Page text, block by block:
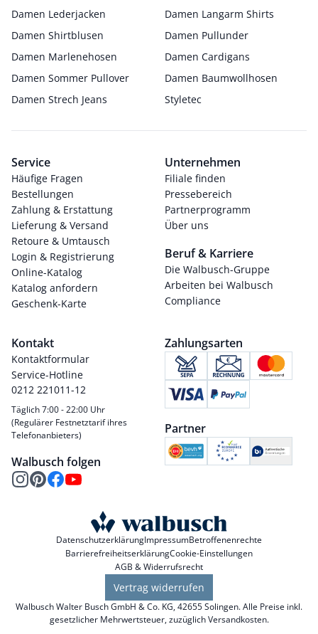
Damen Lederjacken
Damen Langarm Shirts
Damen Shirtblusen
Damen Pullunder
Damen Marlenehosen
Damen Cardigans
Damen Sommer Pullover
Damen Baumwollhosen
Damen Strech Jeans
Styletec
Service
Häufige Fragen
Bestellungen
Zahlung & Erstattung
Lieferung & Versand
Retoure & Umtausch
Login & Registrierung
Online-Katalog
Katalog anfordern
Geschenk-Karte
Unternehmen
Filiale finden
Pressebereich
Partnerprogramm
Über uns
Beruf & Karriere
Die Walbusch-Gruppe
Arbeiten bei Walbusch
Compliance
Kontakt
Kontaktformular
Service-Hotline
0212 221011-12
Täglich 7:00 - 22:00 Uhr
(Regulärer Festnetztarif ihres
Telefonanbieters)
Walbusch folgen
Zahlungsarten
Partner
DatenschutzerklärungImpressumBetroffenenrechte
BarrierefreiheitserklärungCookie-Einstellungen
AGB & Widerrufsrecht
Vertrag widerrufen
Walbusch Walter Busch GmbH & Co. KG, 42655 Solingen. Alle Preise inkl.
gesetzlicher Mehrwertsteuer, zuzüglichVersandkosten.